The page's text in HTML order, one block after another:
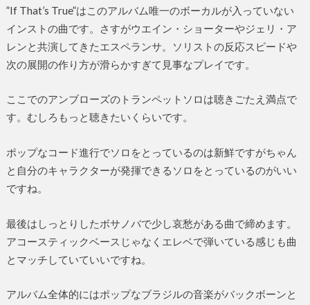
”If That’s True”はこのアルバム唯一のボーカルが入っていない
インストの曲です。さすがウエイン・ショーターやジェリ・ア
レンと共演してきたエスペランサ。ソリストの反応スピードや
次の展開の作り方が滑らかすぎて見事なプレイです。
ここでのアンブローズのトランペットソロは聴きごたえ満点で
す。むしろもっと聴きたいくらいです。
ポップなコード進行でソロをとっているのは新鮮ですがちゃん
と自分のキャラクターが発揮できるソロをとっているのがいい
ですね。
最後はしっとりしたボサノバで少し哀愁がある曲で締めます。
アコースティックベースじゃなくエレベで弾いている感じも曲
とマッチしていていいですね。
アルバム全体的にはポップなブラジルの音楽がバックボーンと